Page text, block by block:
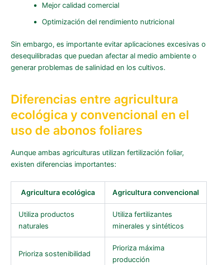
Mejor calidad comercial
Optimización del rendimiento nutricional
Sin embargo, es importante evitar aplicaciones excesivas o
desequilibradas que puedan afectar al medio ambiente o
generar problemas de salinidad en los cultivos.
Diferencias entre agricultura
ecológica y convencional en el
uso de abonos foliares
Aunque ambas agriculturas utilizan fertilización foliar,
existen diferencias importantes:
Agricultura ecológica Agricultura convencional
Utiliza productos
naturales
Utiliza fertilizantes
minerales y sintéticos
Prioriza sostenibilidad
Prioriza máxima
producción